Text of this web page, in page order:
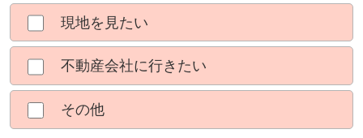
現地を見たい
不動産会社に行きたい
その他